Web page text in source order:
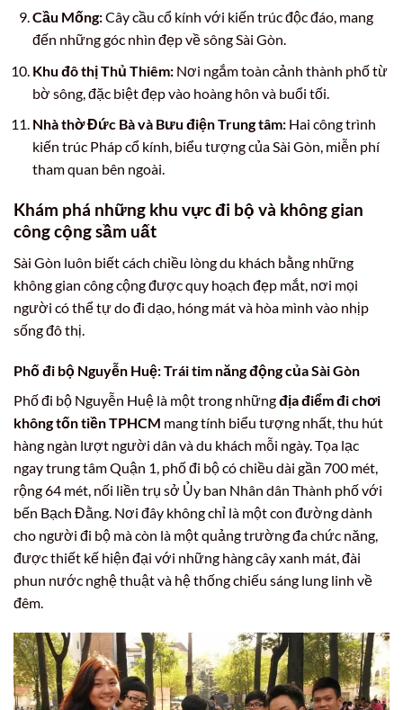
Cầu Mống:Cây cầu cổ kính với kiến trúc độc đáo, mang
đến những góc nhìn đẹp về sông Sài Gòn.
Khu đô thị Thủ Thiêm:Nơi ngắm toàn cảnh thành phố từ
bờ sông, đặc biệt đẹp vào hoàng hôn và buổi tối.
Nhà thờ Đức Bà và Bưu điện Trung tâm:Hai công trình
kiến trúc Pháp cổ kính, biểu tượng của Sài Gòn, miễn phí
tham quan bên ngoài.
Khám phá những khu vực đi bộ và không gian
công cộng sầm uất
Sài Gòn luôn biết cách chiều lòng du khách bằng những
không gian công cộng được quy hoạch đẹp mắt, nơi mọi
người có thể tự do đi dạo, hóng mát và hòa mình vào nhịp
sống đô thị.
Phố đi bộ Nguyễn Huệ: Trái tim năng động của Sài Gòn
Phố đi bộ Nguyễn Huệ là một trong nhữngđịa điểm đi chơi
không tốn tiền TPHCM mang tính biểu tượng nhất, thu hút
hàng ngàn lượt người dân và du khách mỗi ngày. Tọa lạc
ngay trung tâm Quận 1, phố đi bộ có chiều dài gần 700 mét,
rộng 64 mét, nối liền trụ sở Ủy ban Nhân dân Thành phố với
bến Bạch Đằng. Nơi đây không chỉ là một con đường dành
cho người đi bộ mà còn là một quảng trường đa chức năng,
được thiết kế hiện đại với những hàng cây xanh mát, đài
phun nước nghệ thuật và hệ thống chiếu sáng lung linh về
đêm.